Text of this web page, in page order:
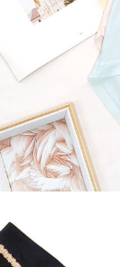
權轉讓予恩沛科技
２．關於個人資料
https://aftee.tw/
３．未成年的使用
「AFTEE先享後付
４．使用「AFTEE
時審查核予不同之
請求用戶進行身份認
５．嚴禁一人註冊
恩沛科技股份有限